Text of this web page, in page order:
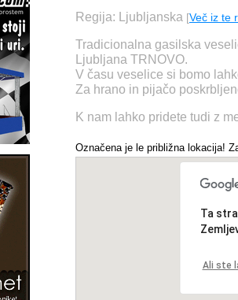
Regija: Ljubljanska [Več iz te
Tradicionalna gasilska
Ljubljana TRNOVO.
V času veselice si bomo
Za hrano in pijačo
K nam lahko pridete tudi z
Označena je le približna lokacija!
Ta
Ali ste